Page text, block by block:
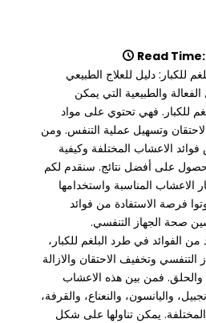
Read Time:
للكبار: دليل للعلاج الطبيعي
والطبيعية التي يمكن
للكبار. فهي تحتوي على مواد
وتسهيل عملية التنفس. ومن
الاعشاب المختلفة وكيفية
على أفضل نتائج. سنقدم لكم
الاعشاب المناسبة واستخدامها
فرصة الاستفادة من فوائد
صحة الجهاز التنفسي.
الفوائد في طرد البلغم للكبار،
وتخفيف الاحتقان والازالة
والحلق. فمن بين هذه الاعشاب
واليانسون، والنعناع، والقرفة،
يمكن تناولها على شكل